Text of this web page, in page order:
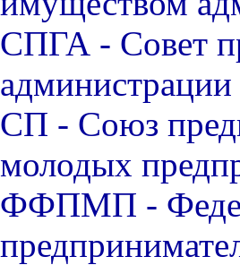
СПГА - Совет
администрации
СП - Союз
молодых
ФФПМП -